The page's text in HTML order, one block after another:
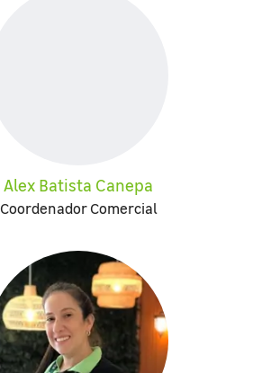
Alex Batista Canepa
Coordenador Comercial